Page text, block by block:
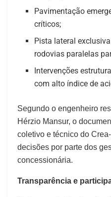
Pavimentação
críticos;
Pista lateral
rodovias paralelas
Intervenções
com alto índice de
Segundo o engenheiro
Hérzio Mansur, o
coletivo e técnico do
decisões por parte dos
concessionária.
Transparência e